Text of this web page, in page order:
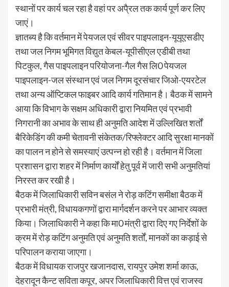
स्थानों पर कार्य चल रहा है वहां पर अपै्रल तक कार्य पूर्ण कर लिए
जाएं।
ज्ञातब्य है कि वर्तमान में पेयजल एवं सीवर पाइपलाइन-यूयूएसडीए
तथा जल निगम भूमिगत विद्युत केबल-यूपीसीएल एडीबी तथा
पिटकुल, गैस पाइपलाइन परियोजना-गैल गैस लि0 पेयजल
पाइपलाइन-जल संस्थान एवं जल निगम दूरसंचार जिओ-एयरटेल
तथा अन्य ऑप्टिकल फाइबर आदि कार्य गतिमान है। बैठक में सामने
आया कि विभाग के सक्षम अधिकारी द्वारा नियमित एवं प्रभावी
निगरानी का अभाव के साथ ही अनुमति आदेश में उल्लिखित शर्तों
बैरिकेडिंग की कमी चेतावनी संकेतक/रिफ्लेक्टर आदि सुरक्षा मानकों
का पालन न होने से समस्याएं उत्पन्न हो रही है। वर्तमान में जिला
प्रशासन द्वारा शहर में निर्माण कार्यों हेतु पूर्व में जारी सभी अनुमतियां
निरस्त कर रखी है।
बैठक में जिलाधिकारी सविन बसंल ने रोड़ कटिंग समीक्षा बैठक में
प्रभारी मंत्री, विधायकगणों द्वारा मार्गदर्शन करने पर आभार व्यक्त
किया। जिलाधिकारी ने कहा कि मा0 मंत्री द्वारा दिए गए निर्देशों के
क्रम में रोड़ कटिंग अनुमति एवं अनुमति शर्तों, मानकों का कड़ाई से
परिपालन कराया जाएगा।
बैठक में विधायक राजपुर खजानदास, रायपुर उमेश शर्मा काऊ,
देहरादून कैन्ट सविता कपूर, अपर जिलाधिकारी वित्त एवं राजस्व